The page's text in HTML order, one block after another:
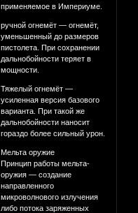
применяемое в Империуме.
ручной огнемёт — огнемёт,
уменьшенный до размеров
пистолета. При сохранении
дальнобойности теряет в
мощности.
Тяжелый огнемёт —
усиленная версия базового
варианта. При такой же
дальнобойности наносит
гораздо более сильный урон.
Мельта оружие
Принцип работы мельта-
оружия — создание
направленного
микроволнового излучения
либо потока заряженных